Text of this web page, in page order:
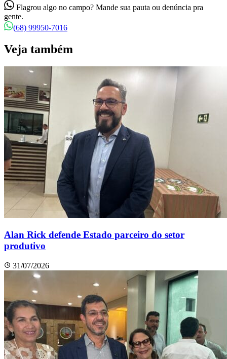
Flagrou algo no campo? Mande sua pauta ou denúncia pra
gente.
(68) 99950-7016
Veja também
Alan Rick defende Estado parceiro do setor
produtivo
31/07/2026